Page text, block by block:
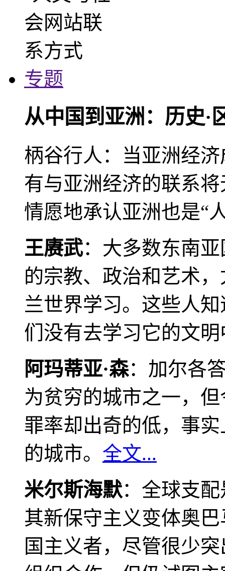
专题
从中国到亚洲：历史·
柄谷行人：当亚洲经
有与亚洲经济的联系
情愿地承认亚洲也是“
王赓武：大多数东南
的宗教、政治和艺术
兰世界学习。这些人
们没有去学习它的文
阿玛蒂亚·森：加尔各
为贫穷的城市之一，
罪率却出奇的低，事
的城市。 全文...
米尔斯海默：全球支
其新保守主义变体奥
国主义者，尽管很少